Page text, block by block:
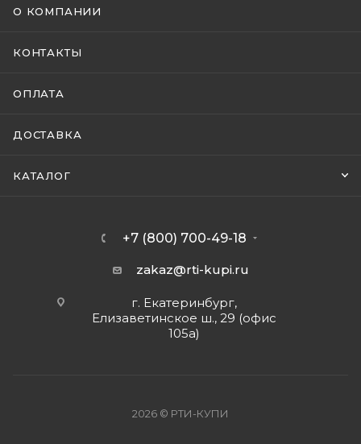
О КОМПАНИИ
КОНТАКТЫ
ОПЛАТА
ДОСТАВКА
КАТАЛОГ
+7 (800) 700-49-18
zakaz@rti-kupi.ru
г. Екатеринбург,
Елизаветинское ш., 29 (офис
105а)
2026 © РТИ-КУПИ